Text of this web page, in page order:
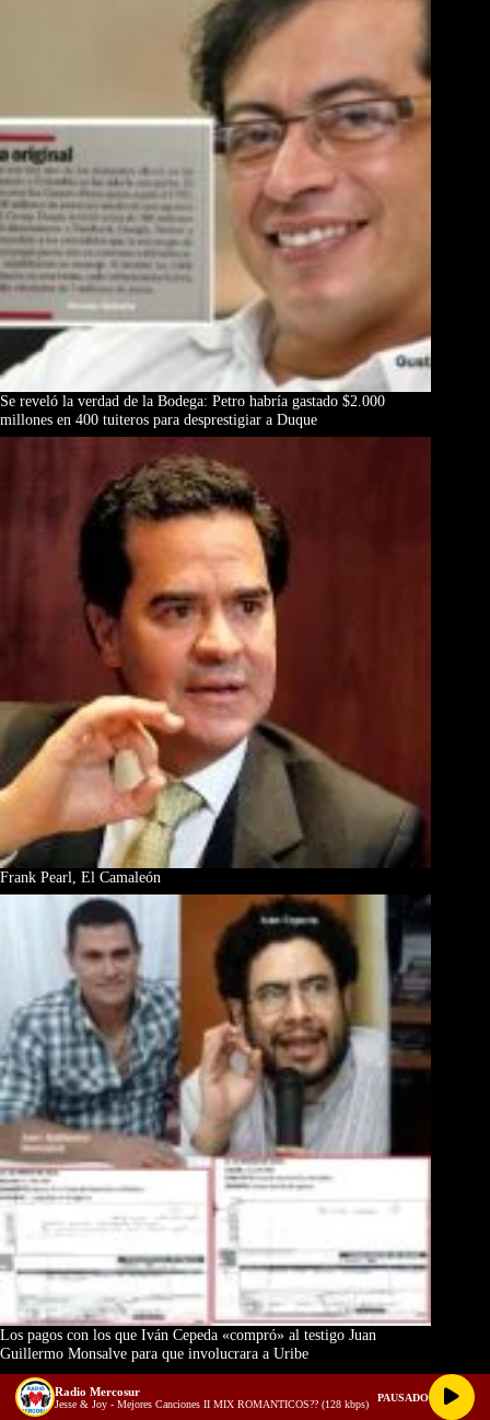
Se reveló la verdad de la Bodega: Petro habría gastado $2.000
millones en 400 tuiteros para desprestigiar a Duque
Frank Pearl, El Camaleón
Los pagos con los que Iván Cepeda «compró» al testigo Juan
Guillermo Monsalve para que involucrara a Uribe
Copyright © 2026 La Otra Cara - Dirigida por Sixto Alfredo
Pinto
Radio Mercosur
Jesse & Joy - Mejores Canciones II MIX ROMANTICOS?? (128 kbps)
PAUSADO